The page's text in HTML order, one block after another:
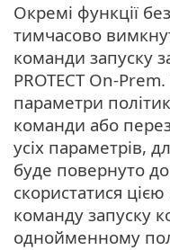
Окремі функції
тимчасово
команди запуску
PROTECT On-
параметри
команди або
усіх параметрів,
буде повернуто
скористатися
команду запуску
однойменному